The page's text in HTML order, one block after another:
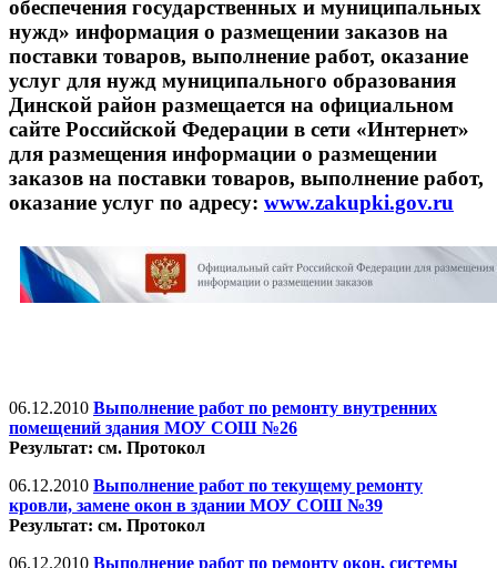
обеспечения государственных и муниципальных
нужд» информация о размещении заказов на
поставки товаров, выполнение работ, оказание
услуг для нужд муниципального образования
Динской район размещается на официальном
сайте Российской Федерации в сети «Интернет»
для размещения информации о размещении
заказов на поставки товаров, выполнение работ,
оказание услуг по адресу: www.zakupki.gov.ru
06.12.2010 Выполнение работ по ремонту внутренних
помещений здания МОУ СОШ №26
Результат: см. Протокол
06.12.2010 Выполнение работ по текущему ремонту
кровли, замене окон в здании МОУ СОШ №39
Результат: см. Протокол
06.12.2010 Выполнение работ по ремонту окон, системы